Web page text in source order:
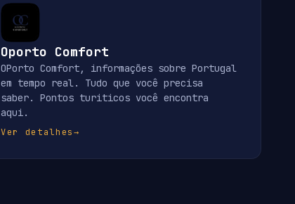
Oporto Comfort
OPorto Comfort, informações sobre Portugal
em tempo real. Tudo que você precisa
saber. Pontos turiticos você encontra
aqui.
Ver detalhes→